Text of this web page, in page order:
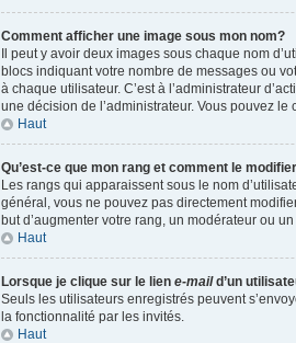
Comment afficher une image sous mon nom?
Il peut y avoir deux images sous chaque nom
blocs indiquant votre nombre de messages ou
à chaque utilisateur. C’est à l’administrateur
une décision de l’administrateur. Vous pouvez
Haut
Qu’est-ce que mon rang et comment le
Les rangs qui apparaissent sous le nom
général, vous ne pouvez pas directement
but d’augmenter votre rang, un modérateur ou
Haut
Lorsque je clique sur le lien e-maild’un
Seuls les utilisateurs enregistrés peuvent
la fonctionnalité par les invités.
Haut